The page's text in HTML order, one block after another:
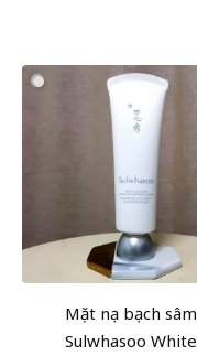
Mặt nạ bạch sâm
Sulwhasoo White